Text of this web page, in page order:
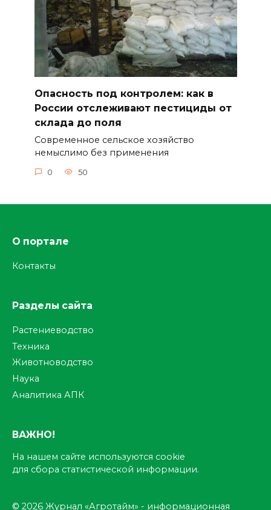
Опасность под контролем: как в
России отслеживают пестициды от
склада до поля
Современное сельское хозяйство
немыслимо без применения
0 50
О портале
Контакты
Разделы сайта
Растениеводство
Техника
Животноводство
Наука
Аналитика АПК
ВАЖНО!
На нашем сайте используются cookie
для сбора статистической информации.
© 2026 Журнал «Агротайм» - информационная